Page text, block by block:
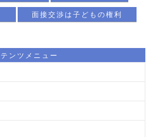
面接交渉は子どもの権利
ンツメニュー